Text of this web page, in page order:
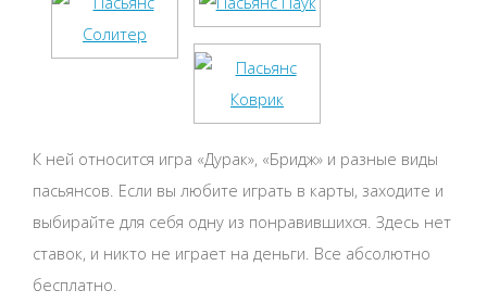
К ней относится игра «Дурак», «Бридж» и разные виды
пасьянсов. Если вы любите играть в карты, заходите и
выбирайте для себя одну из понравившихся. Здесь нет
ставок, и никто не играет на деньги. Все абсолютно
бесплатно.